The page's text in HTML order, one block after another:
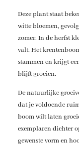
Deze plant staat
witte bloemen,
zomer. In de herfst
valt. Het
stammen en krijgt
blijft groeien.
De natuurlijke
dat je voldoende
boom wilt laten
exemplaren dichter
gewenste vorm en